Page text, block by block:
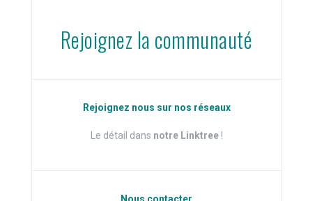
Rejoignez la communauté
Rejoignez nous sur nos réseaux
Le détail dans notre Linktree!